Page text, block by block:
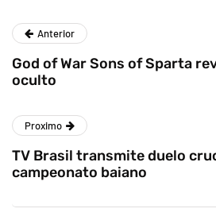
Anterior
God of War Sons of Sparta
oculto
Proximo
TV Brasil transmite duelo
campeonato baiano